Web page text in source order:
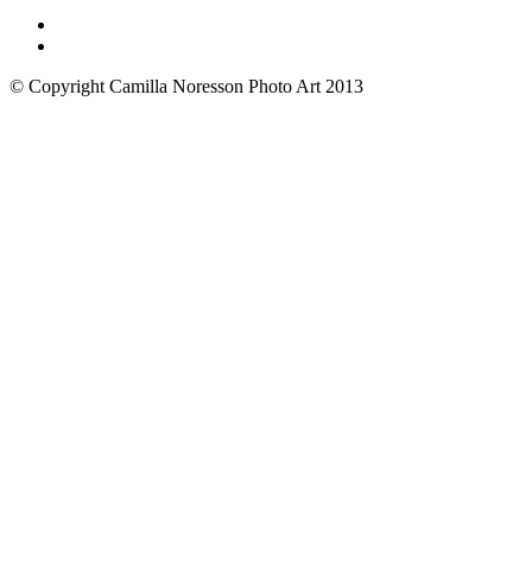
© Copyright Camilla Noresson Photo Art 2013